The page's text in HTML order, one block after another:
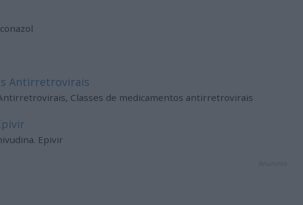
Antirretrovirais
Classes de medicamentos antirretrovirais
Epivir